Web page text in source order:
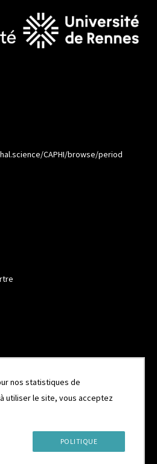
CAPHI/browse/period
nos statistiques de
utiliser le site, vous acceptez
POLITIQUE